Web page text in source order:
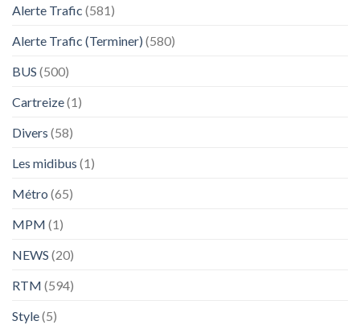
Alerte Trafic (581)
Alerte Trafic (Terminer) (580)
BUS (500)
Cartreize(1)
Divers (58)
Les midibus (1)
Métro (65)
MPM (1)
NEWS (20)
RTM (594)
Style(5)